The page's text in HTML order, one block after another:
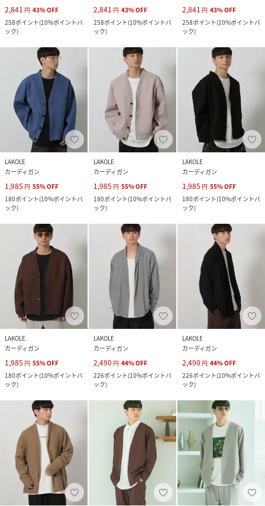
2,841 円 43%OFF
258ポイント(10%ポイントバ
ック)
2,841 円 43%OFF
258ポイント(10%ポイントバ
ック)
2,841 円 43%OFF
258ポイント(10%ポイントバ
ック)
LAKOLE
カーディガン
1,985 円 55%OFF
180ポイント(10%ポイントバ
ック)
LAKOLE
カーディガン
1,985 円 55%OFF
180ポイント(10%ポイントバ
ック)
LAKOLE
カーディガン
1,985 円 55%OFF
180ポイント(10%ポイントバ
ック)
LAKOLE
カーディガン
1,985 円 55%OFF
180ポイント(10%ポイントバ
ック)
LAKOLE
カーディガン
2,490 円 44%OFF
226ポイント(10%ポイントバ
ック)
LAKOLE
カーディガン
2,490 円 44%OFF
226ポイント(10%ポイントバ
ック)